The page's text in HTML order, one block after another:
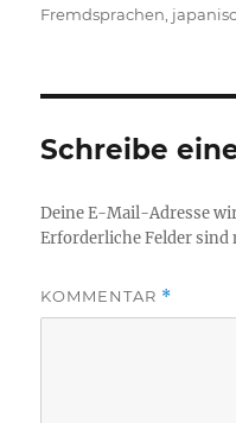
Fremdsprachen
Schreibe
Deine E-Mail-Adresse
Erforderliche Felder sind
KOMMENTAR *